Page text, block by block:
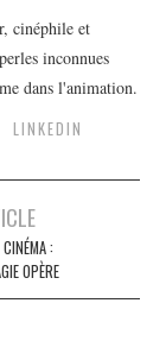
cinéphile et
inconnues
dans l'animation.
LINKEDIN
:
OPÈRE